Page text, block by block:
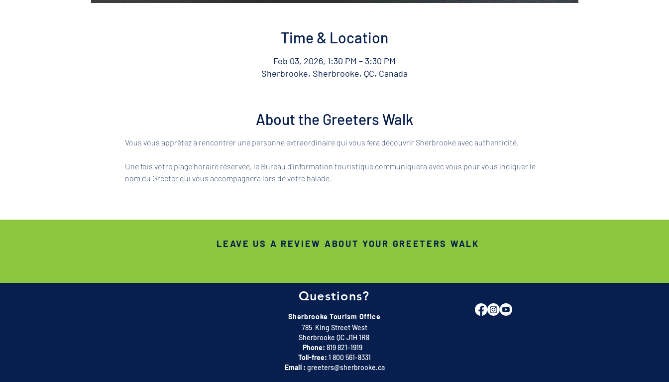
Time & Location
Feb 03, 2026, 1:30 PM – 3:30 PM
Sherbrooke, Sherbrooke, QC, Canada
About the Greeters Walk
Vous vous apprêtez à rencontrer une personne extraordinaire qui vous fera découvrir Sherbrooke avec authenticité.
Une fois votre plage horaire réservée, le Bureau d'information touristique communiquera avec vous pour vous indiquer le
nom du Greeter qui vous accompagnera lors de votre balade.
Questions?
Sherbrooke Tourism Office
785 King Street West
Sherbrooke QC J1H 1R8
Phone: 819 821-1919
Toll-free: 1 800 561-8331
Email : greeters@sherbrooke.ca
LEAVE US A REVIEW ABOUT YOUR GREETERS WALK